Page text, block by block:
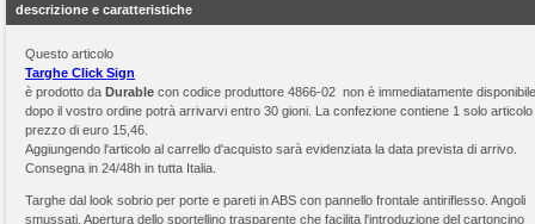
descrizione e caratteristiche
Questo articolo
Targhe Click Sign
è prodotto da Durable con codice produttore 4866-02 non è immediatamente
dopo il vostro ordine potrà arrivarvi entro 30 gioni. La confezione contiene 1 solo articolo
prezzo di euro 15,46.
Aggiungendo l'articolo al carrello d'acquisto sarà evidenziata la data prevista di arrivo.
Consegna in 24/48h in tutta Italia.
Targhe dal look sobrio per porte e pareti in ABS con pannello frontale antiriflesso. Angoli
smussati. Apertura dello sportellino trasparente che facilita l'introduzione del cartoncino